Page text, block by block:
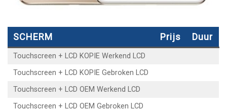
SCHERM Prijs Duur
Touchscreen + LCD KOPIE Werkend LCD
Touchscreen + LCD KOPIE Gebroken LCD
Touchscreen + LCD OEM Werkend LCD
Touchscreen + LCD OEM Gebroken LCD